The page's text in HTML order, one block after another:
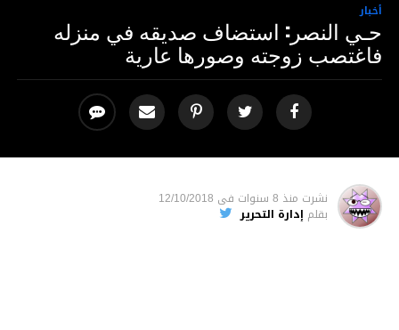
أخبار
حـي النصر: استضاف صديقه في منزله
فاغتصب زوجته وصورها عارية
نشرت منذ 8 سنوات فى 12/10/2018
بقلم إدارة التحرير